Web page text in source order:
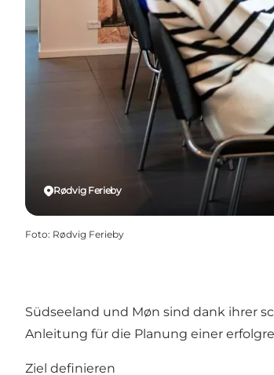
Rødvig Ferieby
Foto: Rødvig Ferieby
Südseeland und Møn sind dank ihrer
Anleitung für die Planung einer
Ziel definieren